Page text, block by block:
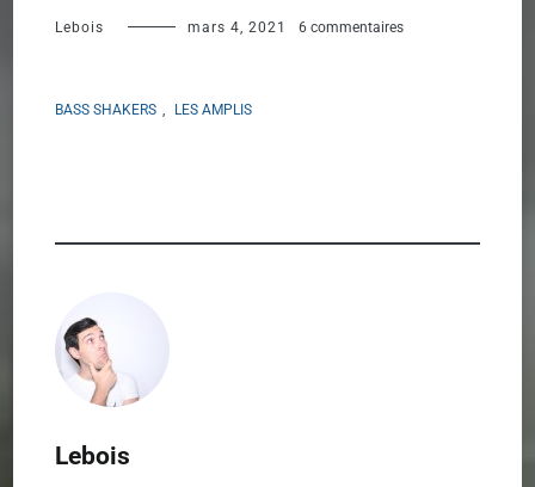
Lebois mars 4, 2021 6 commentairessur
BASS SHAKERS LES AMPLIS
Lebois